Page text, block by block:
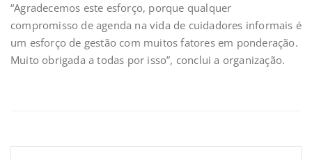
“Agradecemos este esforço, porque qualquer
compromisso de agenda na vida de cuidadores informais é
um esforço de gestão com muitos fatores em ponderação.
Muito obrigada a todas por isso”, conclui a organização.